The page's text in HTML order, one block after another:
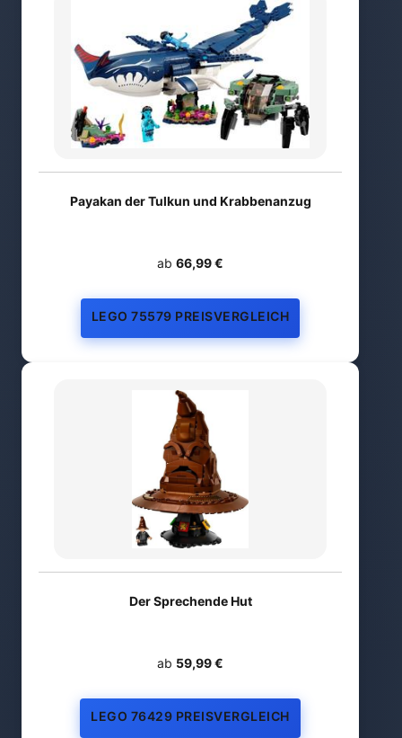
Payakan der Tulkun und Krabbenanzug
ab 66,99 €
LEGO 75579 PREISVERGLEICH
Der Sprechende Hut
ab 59,99 €
LEGO 76429 PREISVERGLEICH